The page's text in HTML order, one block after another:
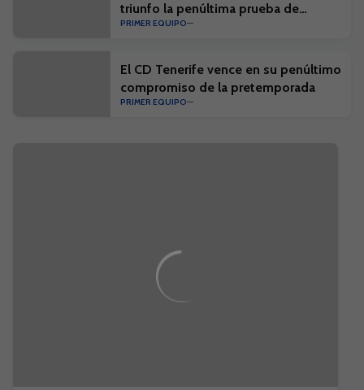
triunfo la penúltima prueba de
pretemporada
PRIMER EQUIPO
El CD Tenerife vence en su penúltimo
compromiso de la pretemporada
PRIMER EQUIPO